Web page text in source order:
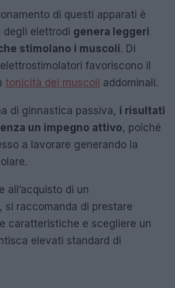
di questi apparati è
degli elettrodi genera leggeri
stimolano i muscoli. Di
favoriscono il
tonicità dei muscoli addominali.
di ginnastica passiva, i risultati
un impegno attivo, poiché
a lavorare generando la
all’acquisto di un
si raccomanda di prestare
caratteristiche e scegliere un
elevati standard di